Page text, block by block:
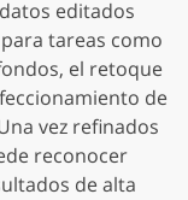
editados
tareas como
el retoque
de
vez refinados
reconocer
de alta